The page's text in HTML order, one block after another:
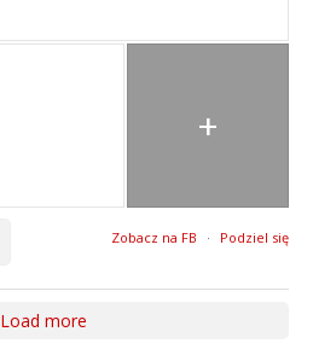
+
Zobacz na FB · Podziel się
Load more